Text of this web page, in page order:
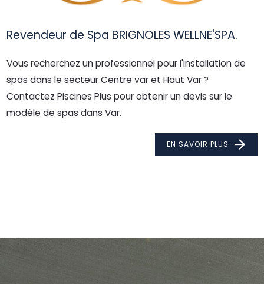
Revendeur de Spa BRIGNOLES WELLNE'SPA.
Vous recherchez un professionnel pour l'installation de
spas dans le secteur Centre var et Haut Var ?
Contactez Piscines Plus pour obtenir un devis sur le
modèle de spas dans Var.
EN SAVOIR PLUS